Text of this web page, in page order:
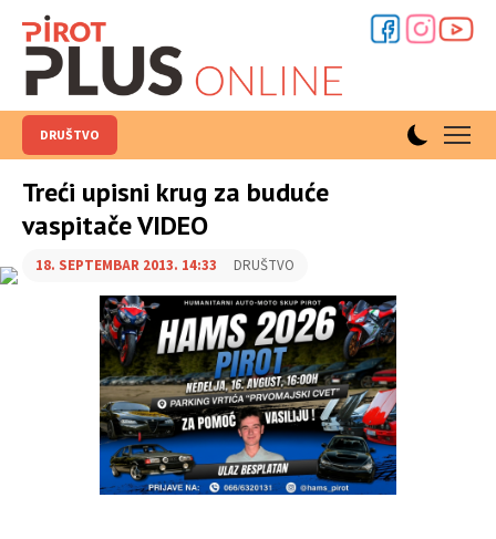
DRUŠTVO
Treći upisni krug za buduće
vaspitače VIDEO
18. SEPTEMBAR 2013. 14:33 DRUŠTVO